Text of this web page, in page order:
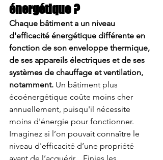
énergétique ?
Chaque bâtiment a un niveau
d'efficacité énergétique différente en
fonction de son enveloppe thermique,
de ses appareils électriques et de ses
systèmes de chauffage et ventilation,
notamment. Un bâtiment plus
écoénergétique coûte moins cher
annuellement, puisqu'il nécessite
moins d'énergie pour fonctionner.
Imaginez si l’on pouvait connaître le
niveau d'efficacité d’une propriété